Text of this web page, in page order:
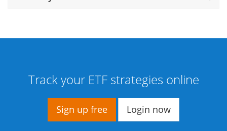
Track your ETF strategies online
Sign up free Login now